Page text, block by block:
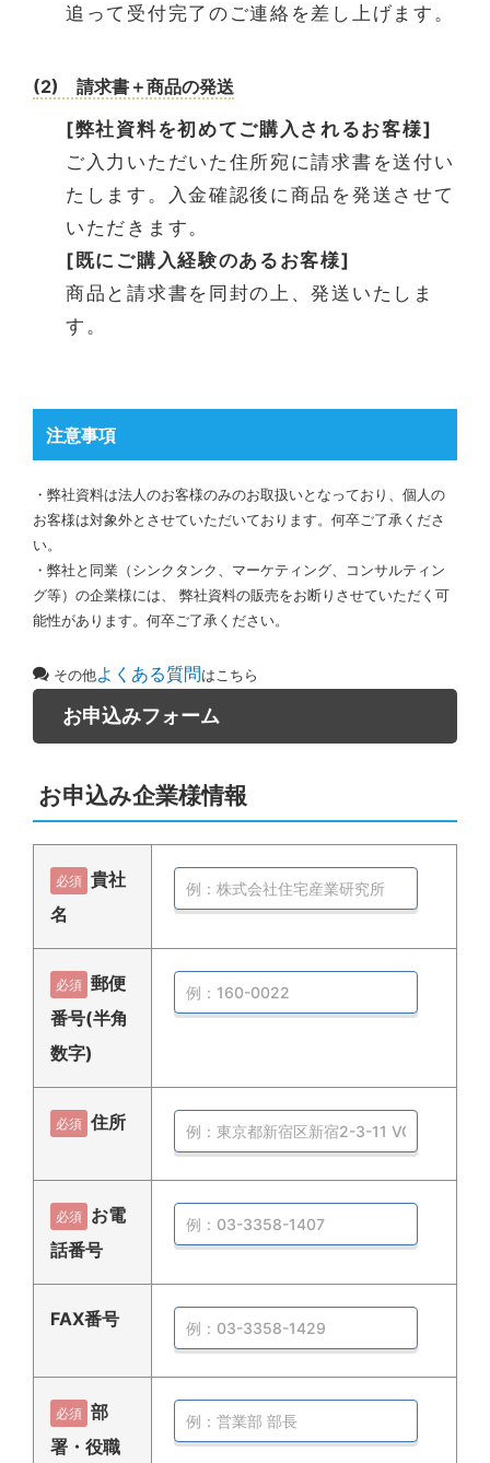
追って受付完了のご連絡を差し上げます。
(2) 請求書＋商品の発送
[弊社資料を初めてご購入されるお客様]
ご入力いただいた住所宛に請求書を送付い
たします。入金確認後に商品を発送させて
いただきます。
[既にご購入経験のあるお客様]
商品と請求書を同封の上、発送いたしま
す。
注意事項
・弊社資料は法人のお客様のみのお取扱いとなっており、個人の
お客様は対象外とさせていただいております。何卒ご了承くださ
い。
・弊社と同業（シンクタンク、マーケティング、コンサルティン
グ等）の企業様には、 弊社資料の販売をお断りさせていただく可
能性があります。何卒ご了承ください。
その他よくある質問はこちら
お申込みフォーム
お申込み企業様情報
必須 貴社
名
必須 郵便
番号(半角
数字)
必須 住所
必須 お電
話番号
FAX番号
必須 部
署・役職